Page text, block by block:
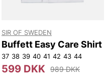
SIR OF SWEDEN
Buffett Easy Care Shirt
37 38 39 40 41 42 43 44
599 DKK 989 DKK